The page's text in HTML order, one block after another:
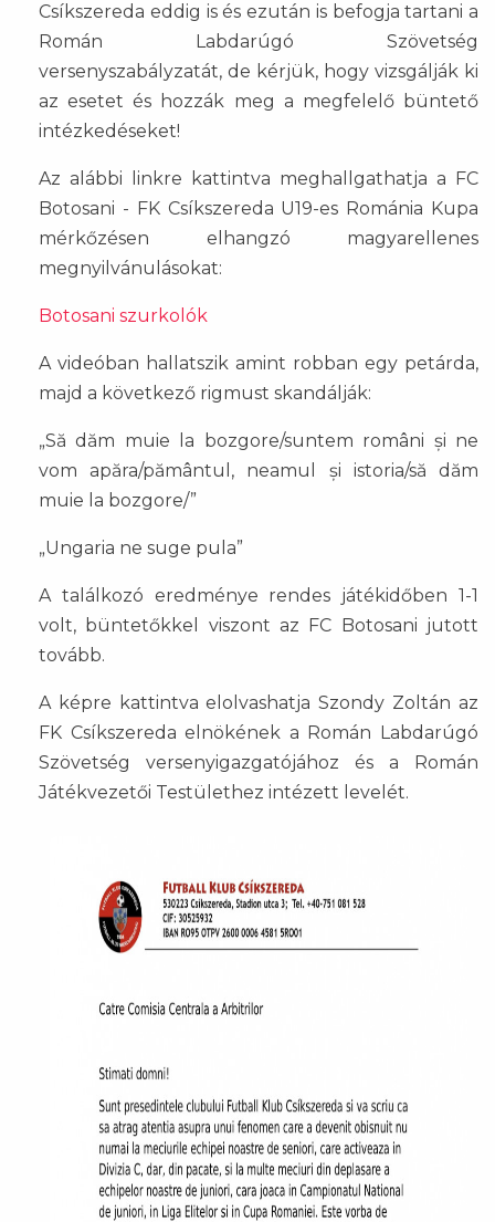
Csíkszereda eddig is és ezután is befogja tartani a
Román Labdarúgó Szövetség
versenyszabályzatát, de kérjük, hogy vizsgálják ki
az esetet és hozzák meg a megfelelő büntető
intézkedéseket!
Az alábbi linkre kattintva meghallgathatja a FC
Botosani - FK Csíkszereda U19-es Románia Kupa
mérkőzésen elhangzó magyarellenes
megnyilvánulásokat:
Botosani szurkolók
A videóban hallatszik amint robban egy petárda,
majd a következő rigmust skandálják:
„Să dăm muie la bozgore/suntem români și ne
vom apăra/pământul, neamul și istoria/să dăm
muie la bozgore/”
„Ungaria ne suge pula”
A találkozó eredménye rendes játékidőben 1-1
volt, büntetőkkel viszont az FC Botosani jutott
tovább.
A képre kattintva elolvashatja Szondy Zoltán az
FK Csíkszereda elnökének a Román Labdarúgó
Szövetség versenyigazgatójához és a Román
Játékvezetői Testülethez intézett levelét.